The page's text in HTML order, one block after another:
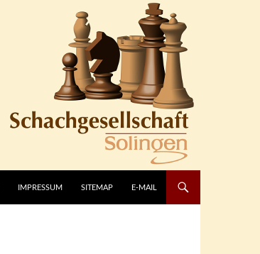
IMPRESSUM SITEMAP E-MAIL